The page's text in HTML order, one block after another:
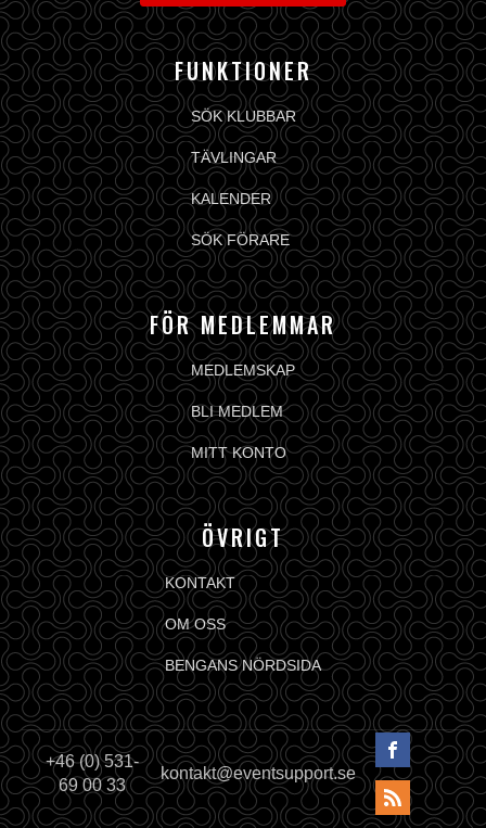
FUNKTIONER
SÖK KLUBBAR
TÄVLINGAR
KALENDER
SÖK FÖRARE
FÖR MEDLEMMAR
MEDLEMSKAP
BLI MEDLEM
MITT KONTO
ÖVRIGT
KONTAKT
OM OSS
BENGANS NÖRDSIDA
+46 (0) 531-
69 00 33
kontakt@eventsupport.se